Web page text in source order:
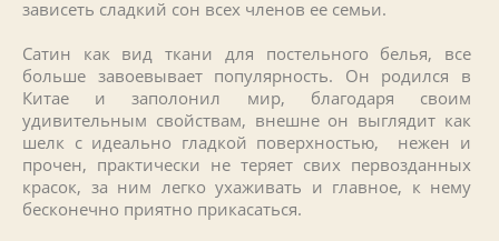
зависеть сладкий сон всех членов ее семьи.
Сатин как вид ткани для постельного белья, все
больше завоевывает популярность. Он родился в
Китае и заполонил мир, благодаря своим
удивительным свойствам, внешне он выглядит как
шелк с идеально гладкой поверхностью, нежен и
прочен, практически не теряет свих первозданных
красок, за ним легко ухаживать и главное, к нему
бесконечно приятно прикасаться.